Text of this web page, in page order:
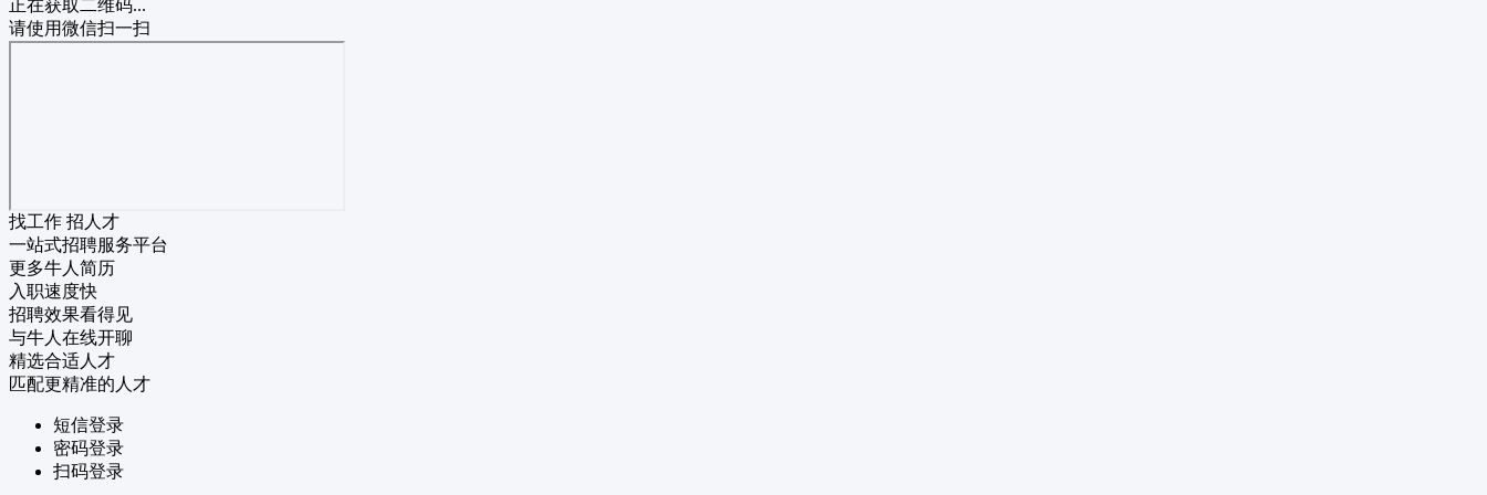
正在获取二维码...
请使用微信扫一扫
找工作 招人才
一站式招聘服务平台
更多牛人简历
入职速度快
招聘效果看得见
与牛人在线开聊
精选合适人才
匹配更精准的人才
短信登录
密码登录
扫码登录